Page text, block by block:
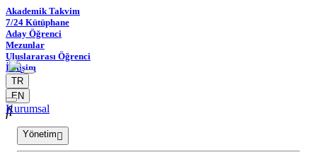
Akademik Takvim
7/24 Kütüphane
Aday Öğrenci
Mezunlar
Uluslararası Öğrenci
İletişim
TR
EN
Kurumsal
Yönetim